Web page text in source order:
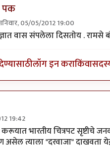
05/05/2012 19:00
रामसे बंधु मॅन्युफॅक्चरिंगbyपक
वास संपलेला दिसतोय . रामसे
लॉग इन कराकिंवा
19:42
byपरिकथेतील राजकुमार
भारतीय चित्रपट सृष्टीचे
असेल त्याला "दरवाजा" दाखवता